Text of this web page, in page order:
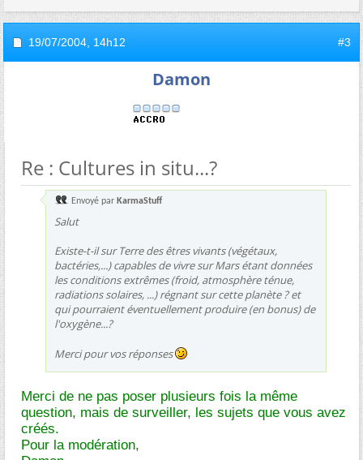
19/07/2004, 14h12 #3
Damon
Re : Cultures in situ...?
Envoyé par KarmaStuff
Salut
Existe-t-il sur Terre des êtres vivants (végétaux,
bactéries,...) capables de vivre sur Mars étant données
les conditions extrêmes (froid, atmosphère ténue,
radiations solaires, ...) régnant sur cette planète ? et
qui pourraient éventuellement produire (en bonus) de
l'oxygène...?
Merci pour vos réponses
Merci de ne pas poser plusieurs fois la même
question, mais de surveiller, les sujets que vous avez
créés.
Pour la modération,